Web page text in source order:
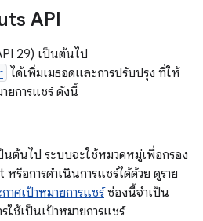
API
29) เป็นต้นไป
ได้เพิ่มเมธอดและการปรับปรุง ที่ให้
ยการแชร์ ดังนี้
ต้นไป ระบบจะใช้หมวดหมู่เพื่อกรอง
รือการดำเนินการแชร์ได้ด้วย ดูราย
าศเป้าหมายการแชร์ช่องนี้จำเป็น
ใช้เป็นเป้าหมายการแชร์